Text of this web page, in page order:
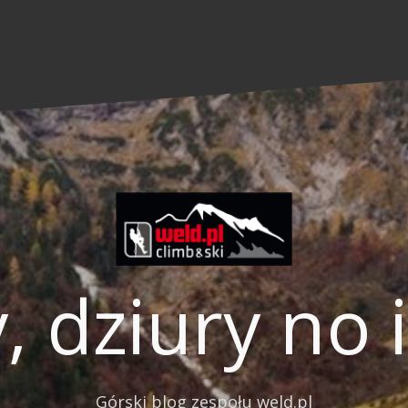
dziury no
Górski blog zespołu weld.pl